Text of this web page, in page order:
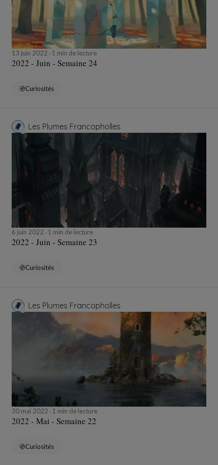
13 juin 2022 1 min de lecture
2022 - Juin - Semaine 24
Curiosités
Les Plumes Francopholles
6 juin 2022 1 min de lecture
2022 - Juin - Semaine 23
Curiosités
Les Plumes Francopholles
30 mai 2022 1 min de lecture
2022 - Mai - Semaine 22
Curiosités